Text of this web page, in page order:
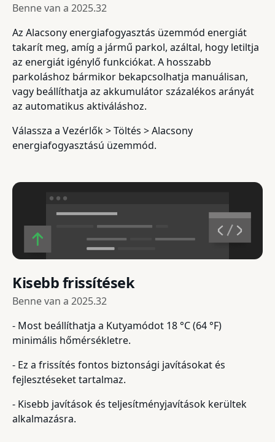
Benne van a 2025.32
Az Alacsony energiafogyasztás üzemmód energiát
takarít meg, amíg a jármű parkol, azáltal, hogy letiltja
az energiát igénylő funkciókat. A hosszabb
parkoláshoz bármikor bekapcsolhatja manuálisan,
vagy beállíthatja az akkumulátor százalékos arányát
az automatikus aktiváláshoz.
Válassza a Vezérlők > Töltés > Alacsony
energiafogyasztású üzemmód.
Kisebb frissítések
Benne van a 2025.32
- Most beállíthatja a Kutyamódot 18 °C (64 °F)
minimális hőmérsékletre.
- Ez a frissítés fontos biztonsági javításokat és
fejlesztéseket tartalmaz.
- Kisebb javítások és teljesítményjavítások kerültek
alkalmazásra.